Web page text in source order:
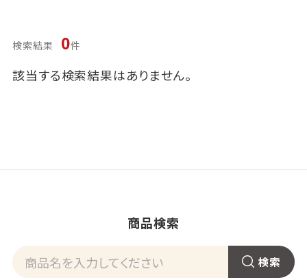
検索結果 0件
該当する検索結果はありません。
商品検索